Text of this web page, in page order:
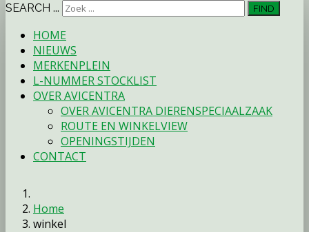
SEARCH ... FIND
HOME
NIEUWS
MERKENPLEIN
L-NUMMER STOCKLIST
OVER AVICENTRA
OVER AVICENTRA DIERENSPECIAALZAAK
ROUTE EN WINKELVIEW
OPENINGSTIJDEN
CONTACT
Home
winkel